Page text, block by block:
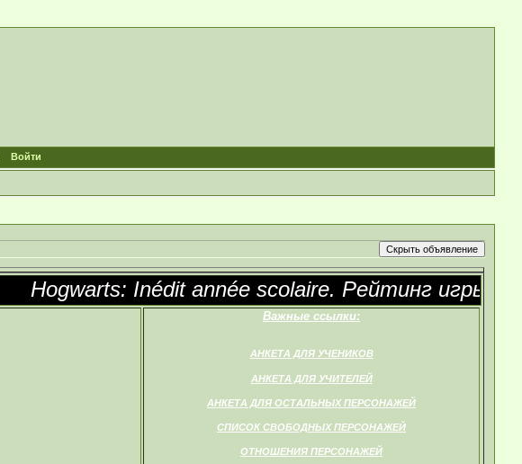
Войти
Hogwarts: Inédit année scolaire. Рейтинг игры:
Важные ссылки:
АНКЕТА ДЛЯ УЧЕНИКОВ
АНКЕТА ДЛЯ УЧИТЕЛЕЙ
АНКЕТА ДЛЯ ОСТАЛЬНЫХ ПЕРСОНАЖЕЙ
СПИСОК СВОБОДНЫХ ПЕРСОНАЖЕЙ
ОТНОШЕНИЯ ПЕРСОНАЖЕЙ